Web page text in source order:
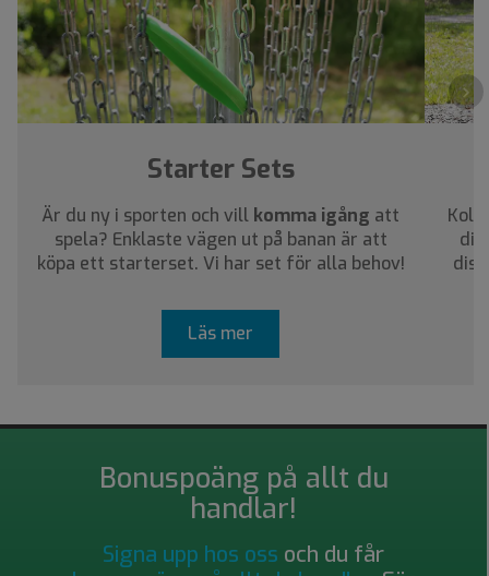
›
Starter Sets
Är du ny i sporten och vill komma igång att
spela? Enklaste vägen ut på banan är att
köpa ett starterset. Vi har set för alla behov!
Läs mer
Bonuspoäng på allt du
handlar!
Signa upp hos oss och du får